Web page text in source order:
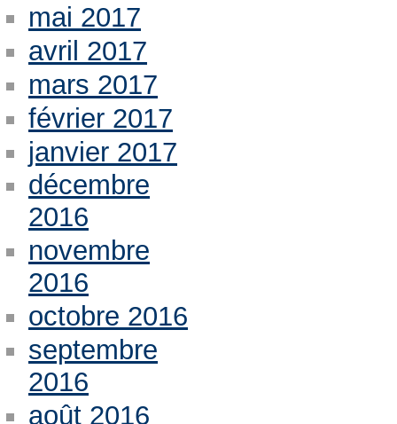
mai 2017
avril 2017
mars 2017
février 2017
janvier 2017
décembre
2016
novembre
2016
octobre 2016
septembre
2016
août 2016